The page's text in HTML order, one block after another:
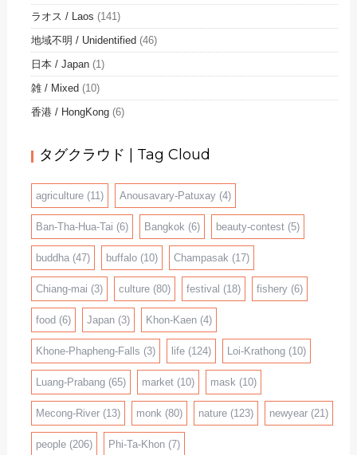
ラオス / Laos (141)
地域不明 / Unidentified (46)
日本 / Japan (1)
雑 / Mixed (10)
香港 / HongKong (6)
タグクラウド | Tag Cloud
agriculture (11) Anousavary-Patuxay (4)
Ban-Tha-Hua-Tai (6) Bangkok (6) beauty-contest (5)
buddha (47) buffalo (10) Champasak (17)
Chiang-mai (3) culture (80) festival (18) fishery (6)
food (6) Japan (3) Khon-Kaen (4)
Khone-Phapheng-Falls (3) life (124) Loi-Krathong (10)
Luang-Prabang (65) market (10) mask (10)
Mecong-River (13) monk (80) nature (123) newyear (21)
people (206) Phi-Ta-Khon (7)